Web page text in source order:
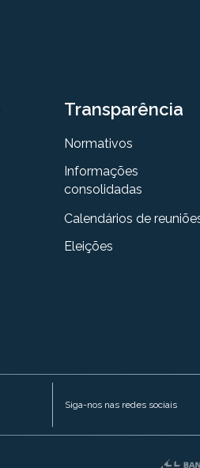
Transparência
Normativos
Informações
consolidadas
Calendários de
Eleições
Siga-nos nas redes sociais